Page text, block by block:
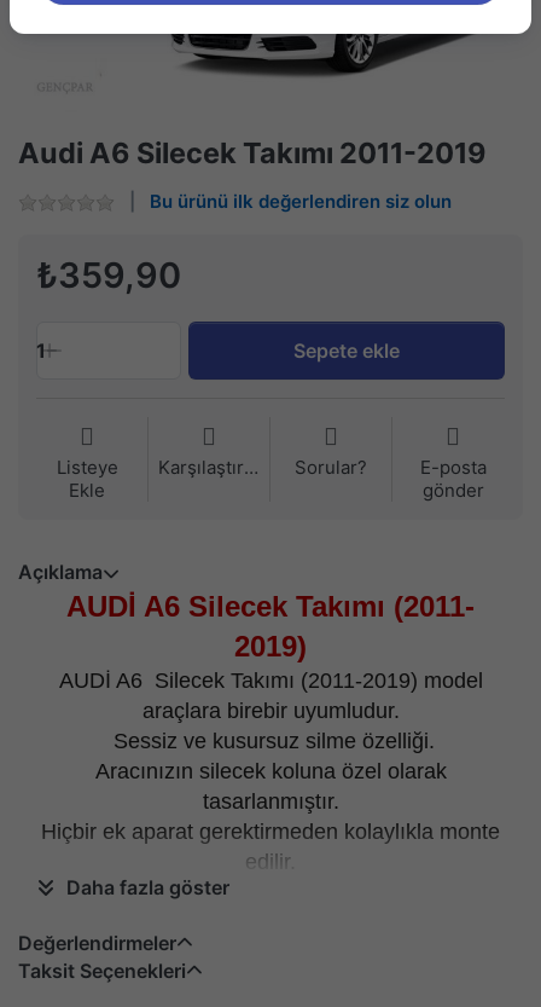
Audi A6 Silecek Takımı 2011-2019
Bu ürünü ilk değerlendiren siz olun
₺359,90
1 Sepete ekle
Listeye
Ekle
Karşılaştırma Sorular?
E-posta
gönder
Açıklama
AUDİ A6 Silecek Takımı (2011-
2019)
AUDİ A6 Silecek Takımı (2011-2019) model
araçlara birebir uyumludur.
Sessiz ve kusursuz silme özelliği.
Aracınızın silecek koluna özel olarak
tasarlanmıştır.
Hiçbir ek aparat gerektirmeden kolaylıkla monte
edilir.
Kargo içeriği; 1 adet sağ ve 1 adet sol silecekten
Belirtilen fiyat ön cam içindir.
Daha fazla göster
Değerlendirmeler
Taksit Seçenekleri